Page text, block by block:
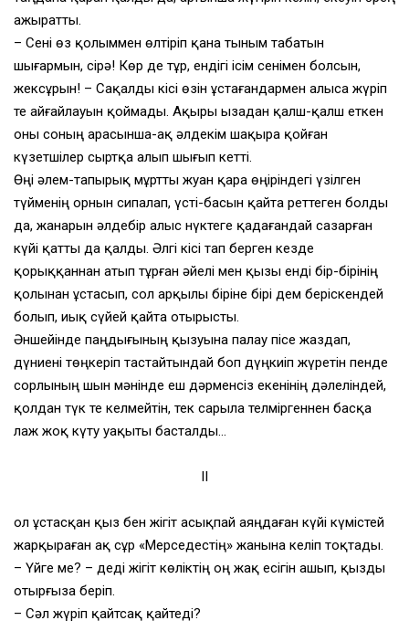
ажыратты.
– Сені өз қолыммен өлтіріп қана тыным табатын
шығармын, сірә! Көр де тұр, ендігі ісім сенімен болсын,
жексұрын! – Сақалды кісі өзін ұстағандармен алыса жүріп
те айғайлауын қоймады. Ақыры ызадан қалш-қалш еткен
оны соның арасынша-ақ әлдекім шақыра қойған
күзетшілер сыртқа алып шығып кетті.
Өңі әлем-тапырық мұртты жуан қара өңіріндегі үзілген
түйменің орнын сипалап, үсті-басын қайта реттеген болды
да, жанарын әлдебір алыс нүктеге қадағандай сазарған
күйі қатты да қалды. Әлгі кісі тап берген кезде
қорыққаннан атып тұрған әйелі мен қызы енді бір-бірінің
қолынан ұстасып, сол арқылы біріне бірі дем беріскендей
болып, иық сүйей қайта отырысты.
Әншейінде паңдығының қызуына палау пісе жаздап,
дүниені төңкеріп тастайтындай боп дүңкиіп жүретін пенде
сорлының шын мәнінде еш дәрменсіз екенінің дәлеліндей,
қолдан түк те келмейтін, тек сарыла телміргеннен басқа
лаж жоқ күту уақыты басталды…
ІІ
Қол ұстасқан қыз бен жігіт асықпай аяңдаған күйі күмістей
жарқыраған ақ сұр «Мерседестің» жанына келіп тоқтады.
– Үйге ме? – деді жігіт көліктің оң жақ есігін ашып, қызды
отырғыза беріп.
– Сәл жүріп қайтсақ қайтеді?